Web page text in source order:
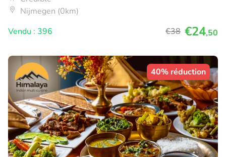
Nijmegen (0km)
Vendu : 396
€38 €24,50
40% réduction